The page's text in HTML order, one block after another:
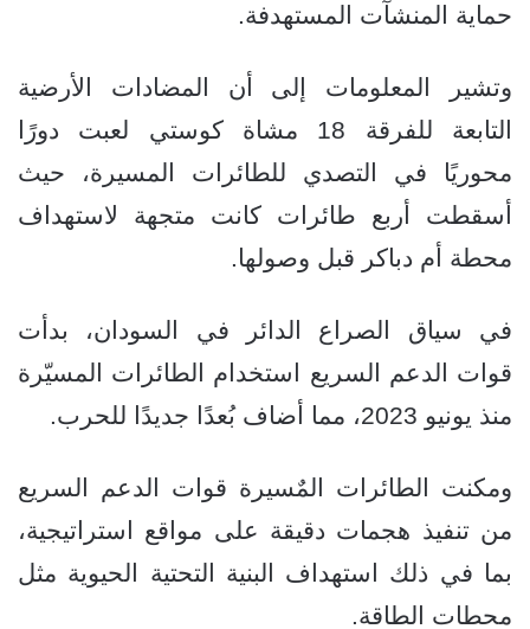
حماية المنشآت المستهدفة.
وتشير المعلومات إلى أن المضادات الأرضية
التابعة للفرقة 18 مشاة كوستي لعبت دورًا
محوريًا في التصدي للطائرات المسيرة، حيث
أسقطت أربع طائرات كانت متجهة لاستهداف
محطة أم دباكر قبل وصولها.
في سياق الصراع الدائر في السودان، بدأت
قوات الدعم السريع استخدام الطائرات المسيّرة
منذ يونيو 2023، مما أضاف بُعدًا جديدًا للحرب.
ومكنت الطائرات المٌسيرة قوات الدعم السريع
من تنفيذ هجمات دقيقة على مواقع استراتيجية،
بما في ذلك استهداف البنية التحتية الحيوية مثل
محطات الطاقة.